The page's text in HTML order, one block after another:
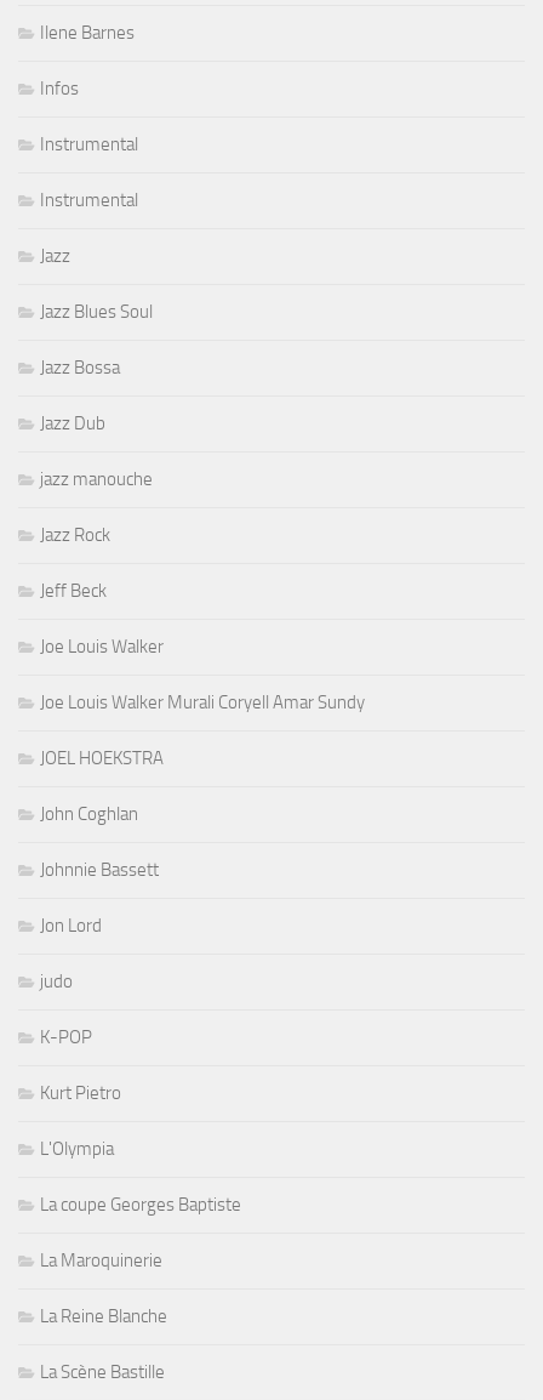
Ilene Barnes
Infos
Instrumental
Instrumental
Jazz
Jazz Blues Soul
Jazz Bossa
Jazz Dub
jazz manouche
Jazz Rock
Jeff Beck
Joe Louis Walker
Joe Louis Walker Murali Coryell Amar Sundy
JOEL HOEKSTRA
John Coghlan
Johnnie Bassett
Jon Lord
judo
K-POP
Kurt Pietro
L'Olympia
La coupe Georges Baptiste
La Maroquinerie
La Reine Blanche
La Scène Bastille